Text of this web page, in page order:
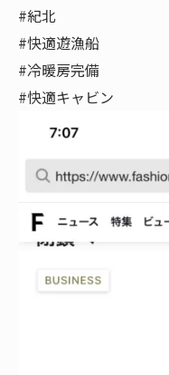
#紀北
#快適遊漁船
#冷暖房完備
#快適キャビン